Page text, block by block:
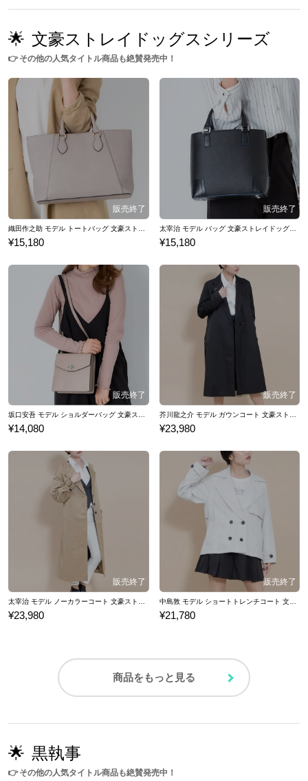
🌟 文豪ストレイドッグスシリーズ
👉その他の人気タイトル商品も絶賛発売中！
¥15,180
太宰治 モデル バッグ 文豪ストレイドッグス 黒の時代
¥15,180
¥14,080 ¥23,980
¥23,980
中島敦 モデル ショートトレンチコート 文豪ストレイドッグス
¥21,780
商品をもっと見る
🌟 黒執事
👉その他の人気タイトル商品も絶賛発売中！